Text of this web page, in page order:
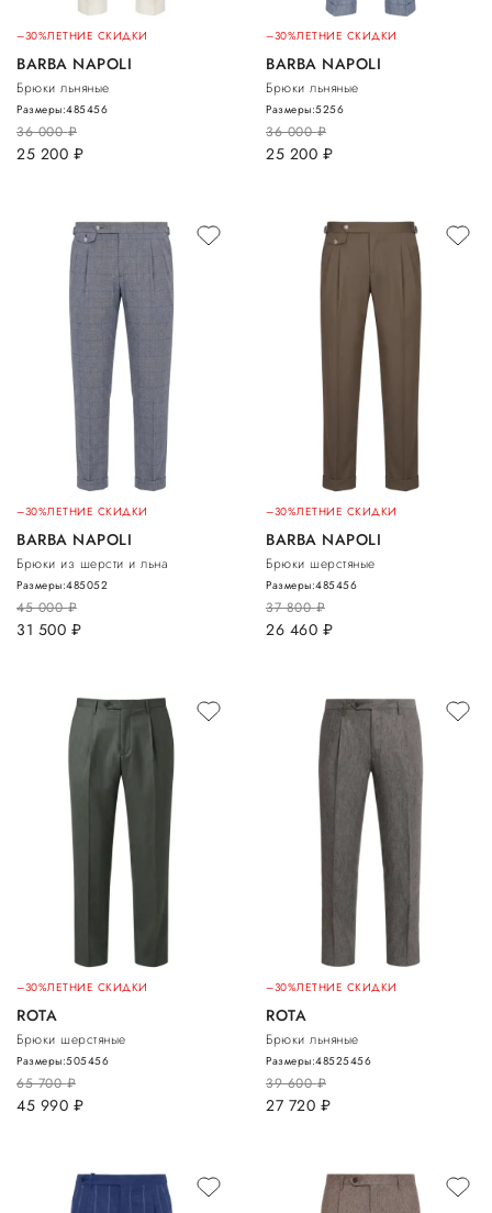
–30%ЛЕТНИЕ СКИДКИ
BARBA NAPOLI
Брюки льняные
36 000руб.
25 200 руб.
Размеры:485456
–30%ЛЕТНИЕ СКИДКИ
BARBA NAPOLI
Брюки льняные
36 000руб.
25 200 руб.
Размеры:5256
–30%ЛЕТНИЕ СКИДКИ
BARBA NAPOLI
Брюки из шерсти и льна
45 000руб.
31 500 руб.
Размеры:485052
–30%ЛЕТНИЕ СКИДКИ
BARBA NAPOLI
Брюки шерстяные
37 800руб.
26 460 руб.
Размеры:485456
–30%ЛЕТНИЕ СКИДКИ
ROTA
Брюки шерстяные
65 700руб.
45 990 руб.
Размеры:505456
–30%ЛЕТНИЕ СКИДКИ
ROTA
Брюки льняные
39 600руб.
27 720 руб.
Размеры:48525456